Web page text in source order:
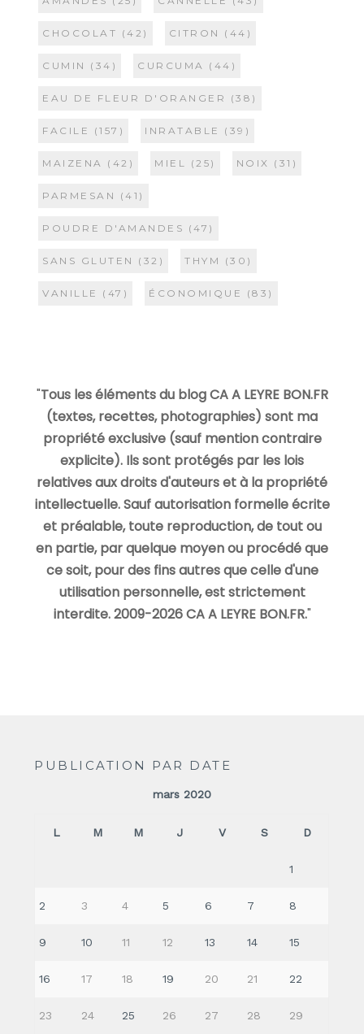
CHOCOLAT (42) CITRON (44)
CUMIN (34) CURCUMA (44)
EAU DE FLEUR D'ORANGER (38)
FACILE (157) INRATABLE (39)
MAIZENA (42) MIEL (25) NOIX (31)
PARMESAN (41)
POUDRE D'AMANDES (47)
SANS GLUTEN (32) THYM (30)
VANILLE (47) ÉCONOMIQUE (83)
"Tous les éléments du blog CA A LEYRE BON.FR
(textes, recettes, photographies) sont ma
propriété exclusive (sauf mention contraire
explicite). Ils sont protégés par les lois
relatives aux droits d'auteurs et à la propriété
intellectuelle. Sauf autorisation formelle écrite
et préalable, toute reproduction, de tout ou
en partie, par quelque moyen ou procédé que
ce soit, pour des fins autres que celle d'une
utilisation personnelle, est strictement
interdite. 2009-2026 CA A LEYRE BON.FR."
PUBLICATION PAR DATE
mars 2020
L M M J V S D
1
2 3 4 5 6 7 8
9 10 11 12 13 14 15
16 17 18 19 20 21 22
23 24 25 26 27 28 29